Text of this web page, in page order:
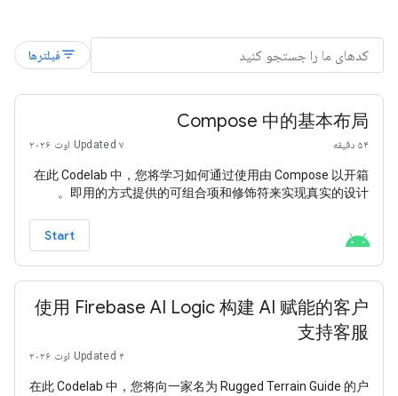
filter_listفیلترها
Compose 中的基本布局
۵۴ دقیقه Updated ۷ اوت ۲۰۲۶
在此 Codelab 中，您将学习如何通过使用由 Compose 以开箱
即用的方式提供的可组合项和修饰符来实现真实的设计。
Start
使用 Firebase AI Logic 构建 AI 赋能的客户
支持客服
Updated ۴ اوت ۲۰۲۶
在此 Codelab 中，您将向一家名为 Rugged Terrain Guide 的户